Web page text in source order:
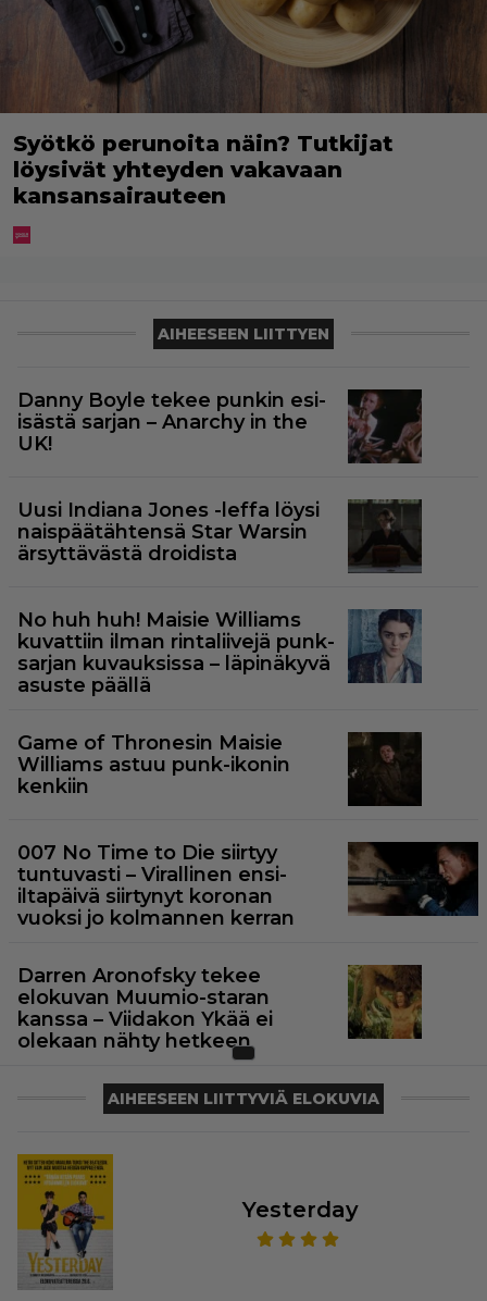
Syötkö perunoita näin? Tutkijat
löysivät yhteyden vakavaan
kansansairauteen
AIHEESEEN LIITTYEN
Danny Boyle tekee punkin esi-
isästä sarjan – Anarchy in the
UK!
Uusi Indiana Jones -leffa löysi
naispäätähtensä Star Warsin
ärsyttävästä droidista
No huh huh! Maisie Williams
kuvattiin ilman rintaliivejä punk-
sarjan kuvauksissa – läpinäkyvä
asuste päällä
Game of Thronesin Maisie
Williams astuu punk-ikonin
kenkiin
007 No Time to Die siirtyy
tuntuvasti – Virallinen ensi-
iltapäivä siirtynyt koronan
vuoksi jo kolmannen kerran
Darren Aronofsky tekee
elokuvan Muumio-staran
kanssa – Viidakon Ykää ei
olekaan nähty hetkeen
AIHEESEEN LIITTYVIÄ ELOKUVIA
Yesterday